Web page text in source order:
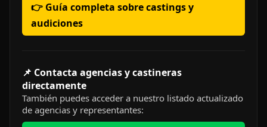
👉 Guía completa sobre castings y
audiciones
📌 Contacta agencias y castineras
directamente
También puedes acceder a nuestro listado actualizado
de agencias y representantes: